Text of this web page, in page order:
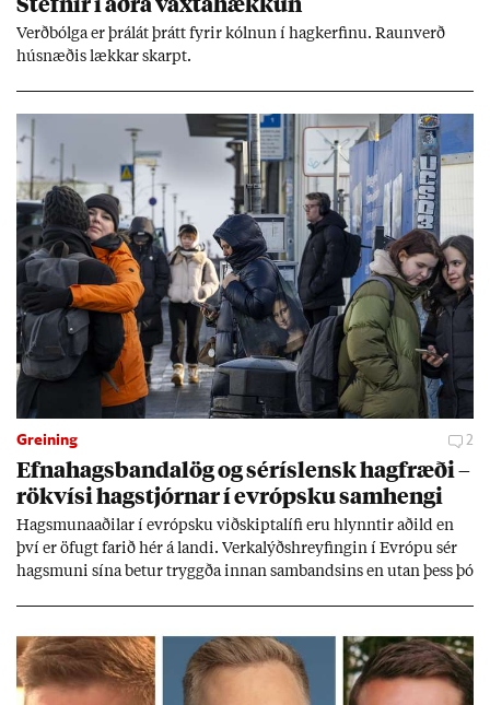
Verð­bólga er þrálát þrátt fyr­ir kóln­un í hag­kerf­inu. Raun­verð
hús­næð­is lækk­ar skarpt.
Greining 2
Efna­hags­banda­lög og sér­ís­lensk hag­fræði –
rök­vísi hag­stjórn­ar í evr­ópsku sam­hengi
Hags­muna­að­il­ar í evr­ópsku við­skipta­lífi eru hlynnt­ir að­ild en
því er öf­ugt far­ið hér á landi. Verka­lýðs­hreyf­ing­in í Evr­ópu sér
hags­muni sína bet­ur tryggða inn­an sam­bands­ins en ut­an þess þó
sam­band. Ís­lensk­ur al­menn­ing­ur fær að segja sitt álit inn­an
mán­að­ar.